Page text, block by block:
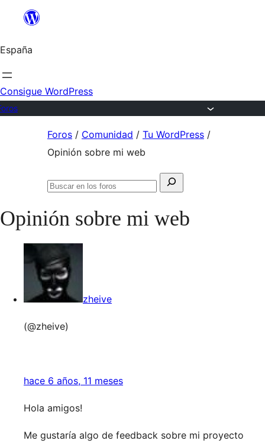
Saltar
contenido
España
Consigue WordPress
Foros / Comunidad / Tu WordPress /
Opinión sobre mi web
Buscar:
Buscar
los
foros
Opinión sobre mi web
zheive
(@zheive)
hace 6 años, 11 meses
Hola amigos!
Me gustaría algo de feedback sobre mi proyecto